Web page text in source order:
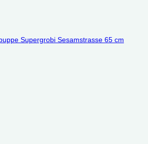
Supergrobi Sesamstrasse 65 cm